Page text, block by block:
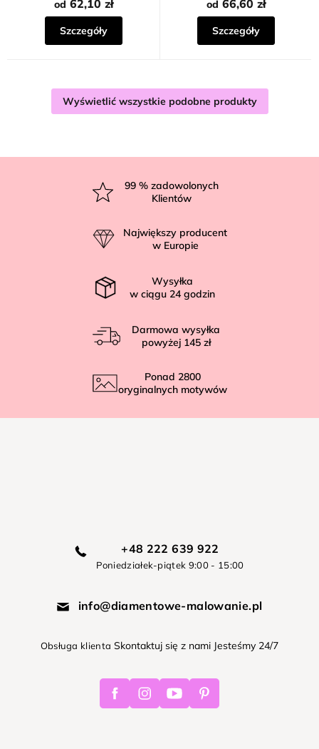
od 62,10 zł
Szczegóły
od 66,60 zł
Szczegóły
Wyświetlić wszystkie podobne produkty
99 % zadowolonych
Klientów
Największy producent
w Europie
Wysyłka
w ciągu 24 godzin
Darmowa wysyłka
powyżej 145 zł
Ponad 2800
oryginalnych motywów
+48 222 639 922
Poniedziałek-piątek 9:00 - 15:00
info@diamentowe-malowanie.pl
Obsługa klienta Skontaktuj się z nami Jesteśmy 24/7
FacebookInstagramYoutube Pinterest